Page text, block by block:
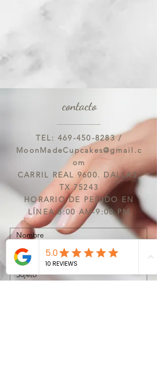
contacto
TEL: 469-450-8283/
MoonMadeCupcakes@gmail.c
om
CARRIL REAL 9600. DALLAS,
TX 75243
HORARIO DE PEDIDO EN
LÍNEA 8:00 AM-9:00 PM